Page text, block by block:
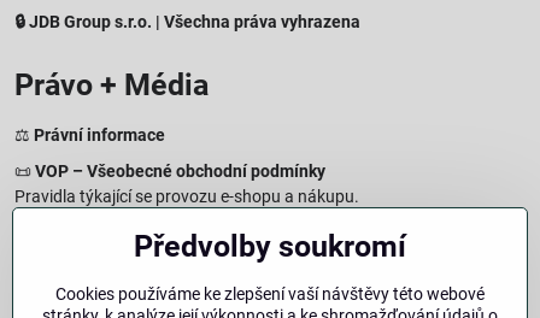
🔒 JDB Group s.r.o. | Všechna práva vyhrazena
Právo + Média
⚖️ Právní informace
📜VOP – Všeobecné obchodní podmínky
Pravidla týkající se provozu e-shopu a nákupu.
Zásady zpracování osobních údajů
Jak chráníme a zpracováváme vaše osobní údaje.
Informace o cookies
Předvolby soukromí
Cookies používáme ke zlepšení vaší návštěvy této webové